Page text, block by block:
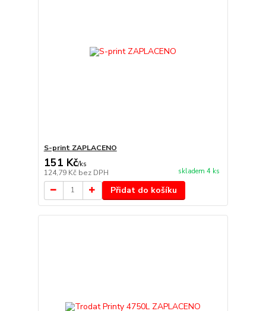
S-print ZAPLACENO
151 Kč/ks
124,79 Kč bez DPH skladem 4 ks
Přidat do košíku